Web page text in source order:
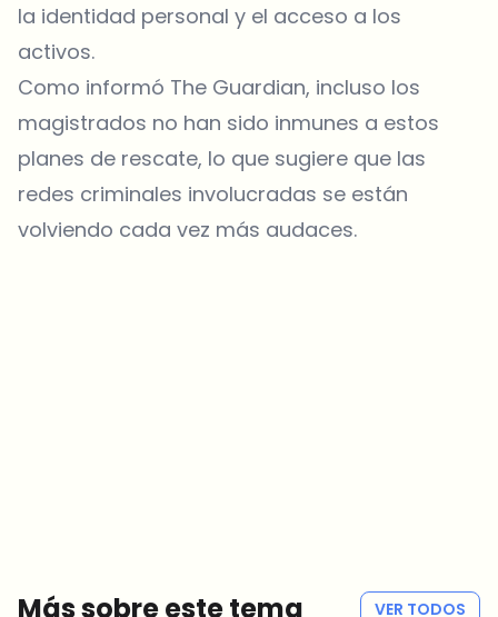
la identidad personal y el acceso a los
activos.
Como informó The Guardian, incluso los
magistrados no han sido inmunes a estos
planes de rescate, lo que sugiere que las
redes criminales involucradas se están
volviendo cada vez más audaces.
Más sobre este tema VER TODOS